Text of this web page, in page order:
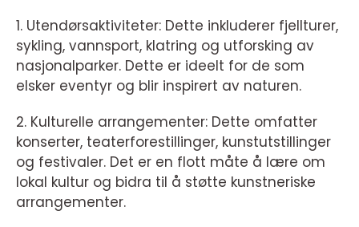
1. Utendørsaktiviteter: Dette inkluderer fjellturer,
sykling, vannsport, klatring og utforsking av
nasjonalparker. Dette er ideelt for de som
elsker eventyr og blir inspirert av naturen.
2. Kulturelle arrangementer: Dette omfatter
konserter, teaterforestillinger, kunstutstillinger
og festivaler. Det er en flott måte å lære om
lokal kultur og bidra til å støtte kunstneriske
arrangementer.